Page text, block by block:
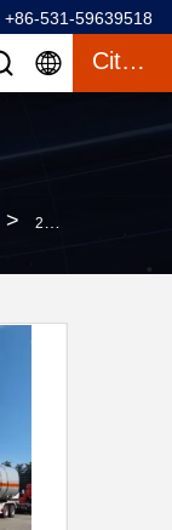
+86-531-59639518
Citaat
> 25000L Koolstofstaal Trekbal Tank Aanhangwagen Met 4 Assen Voor Brandstof Of Diesel Vloeistof